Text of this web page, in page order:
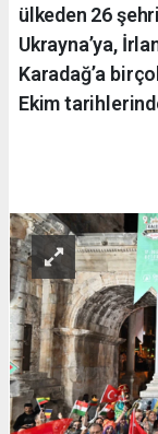
ülkeden 26
Ukrayna’ya,
Karadağ’a
Ekim